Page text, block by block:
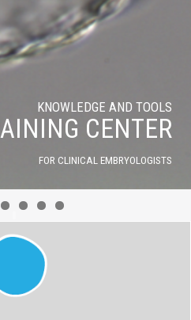
KNOWLEDGE AND TOOLS
CENTER
FOR CLINICAL EMBRYOLOGISTS